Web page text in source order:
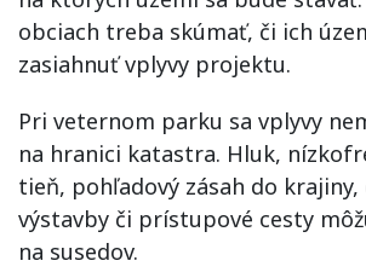
obciach treba skúmať, či ich
zasiahnuť vplyvy projektu.
Pri veternom parku sa vplyvy
na hranici katastra. Hluk,
tieň, pohľadový zásah do
výstavby či prístupové cesty
na susedov.